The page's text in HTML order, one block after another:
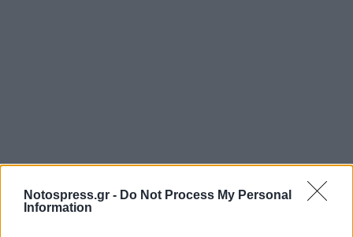
Notospress.gr - Do Not Process My Personal
Information